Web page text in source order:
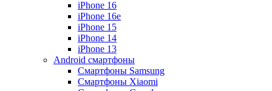
iPhone 16
iPhone 16e
iPhone 15
iPhone 14
iPhone 13
Android cмартфоны
Смартфоны Samsung
Смартфоны Xiaomi